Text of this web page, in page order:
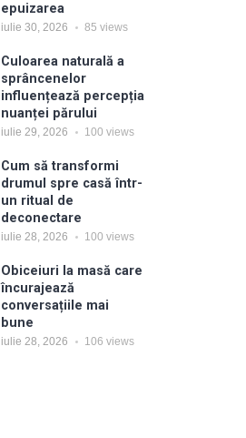
epuizarea
iulie 30, 2026 85 views
Culoarea naturală a
sprâncenelor
influențează percepția
nuanței părului
iulie 29, 2026 100 views
Cum să transformi
drumul spre casă într-
un ritual de
deconectare
iulie 28, 2026 100 views
Obiceiuri la masă care
încurajează
conversațiile mai
bune
iulie 28, 2026 106 views